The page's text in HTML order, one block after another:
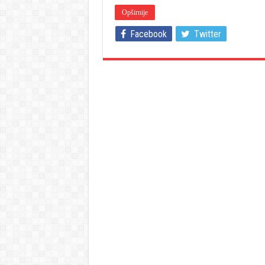
Opširnije
Facebook Twitter